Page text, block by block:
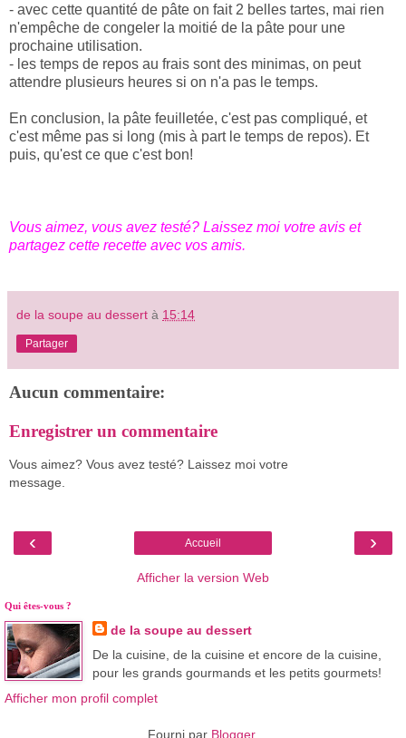
- avec cette quantité de pâte on fait 2 belles tartes, mai rien
n'empêche de congeler la moitié de la pâte pour une
prochaine utilisation.
- les temps de repos au frais sont des minimas, on peut
attendre plusieurs heures si on n'a pas le temps.
En conclusion, la pâte feuilletée, c'est pas compliqué, et
c'est même pas si long (mis à part le temps de repos). Et
puis, qu'est ce que c'est bon!
Vous aimez, vous avez testé? Laissez moi votre avis et
partagez cette recette avec vos amis.
de la soupe au dessert à 15:14
Partager
Aucun commentaire:
Enregistrer un commentaire
Vous aimez? Vous avez testé? Laissez moi votre
message.
‹ ›
Accueil
Afficher la version Web
Qui êtes-vous ?
de la soupe au dessert
De la cuisine, de la cuisine et encore de la cuisine,
pour les grands gourmands et les petits gourmets!
Afficher mon profil complet
Fourni par Blogger.